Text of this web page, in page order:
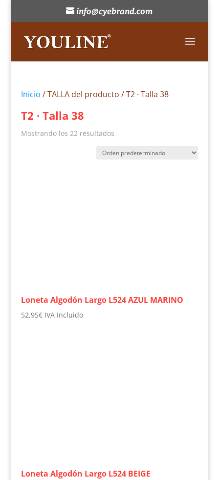
info@cyebrand.com
Inicio / TALLA del producto / T2 · Talla 38
T2 · Talla 38
Mostrando los 22 resultados
Loneta Algodón Largo L524 AZUL MARINO
52,95€ IVA Incluido
Loneta Algodón Largo L524 BEIGE